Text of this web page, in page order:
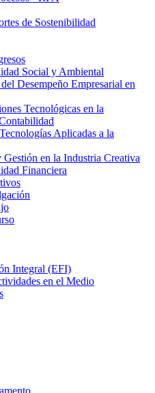
de Sostenibilidad
Social y Ambiental
Desempeño Empresarial en
Tecnológicas en la
Aplicadas a la
Gestión en la Industria Creativa
Financiera
Integral (EFI)
en el Medio